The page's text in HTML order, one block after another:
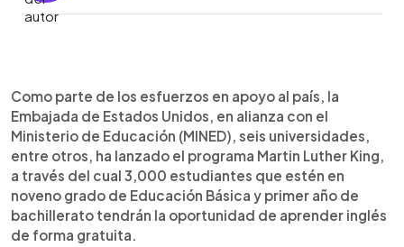
Escuchar artículo
Como parte de los esfuerzos en apoyo al país, la
Embajada de Estados Unidos, en alianza con el
Ministerio de Educación (MINED), seis universidades,
entre otros, ha lanzado el programa Martin Luther King,
a través del cual 3,000 estudiantes que estén en
noveno grado de Educación Básica y primer año de
bachillerato tendrán la oportunidad de aprender inglés
de forma gratuita.